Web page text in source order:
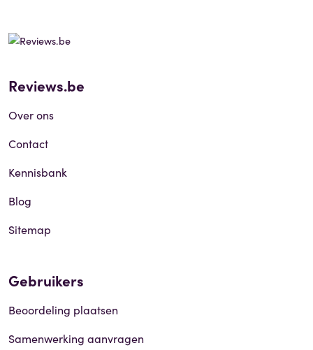
Reviews.be
Over ons
Contact
Kennisbank
Blog
Sitemap
Gebruikers
Beoordeling plaatsen
Samenwerking aanvragen